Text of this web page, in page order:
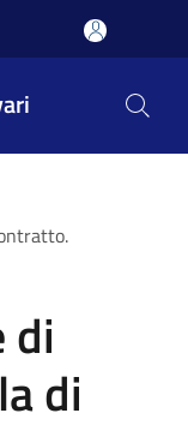
di
di